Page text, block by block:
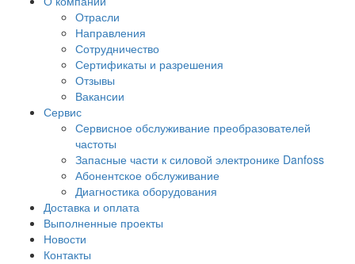
Отрасли
Направления
Сотрудничество
Сертификаты и разрешения
Отзывы
Вакансии
Сервис
Сервисное обслуживание преобразователей
частоты
Запасные части к силовой электронике Danfoss
Абонентское обслуживание
Диагностика оборудования
Доставка и оплата
Выполненные проекты
Новости
Контакты
Распродажа
складских остатков
Danfoss!
В наличии в России на складе, отгрузка день в